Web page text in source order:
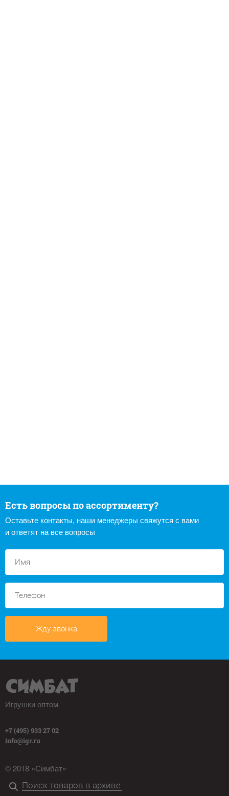
Есть вопросы по ассортименту?
Оставьте контакты, наши менеджеры свяжутся с вами
и ответят на все вопросы
Жду звонка
Игрушки оптом
+7 (495) 933 27 02
info@igr.ru
© 2018 «Симбат»